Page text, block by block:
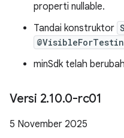
properti nullable.
Tandai konstruktor
minSdk telah
Versi 2.10.0-rc01
5 November 2025